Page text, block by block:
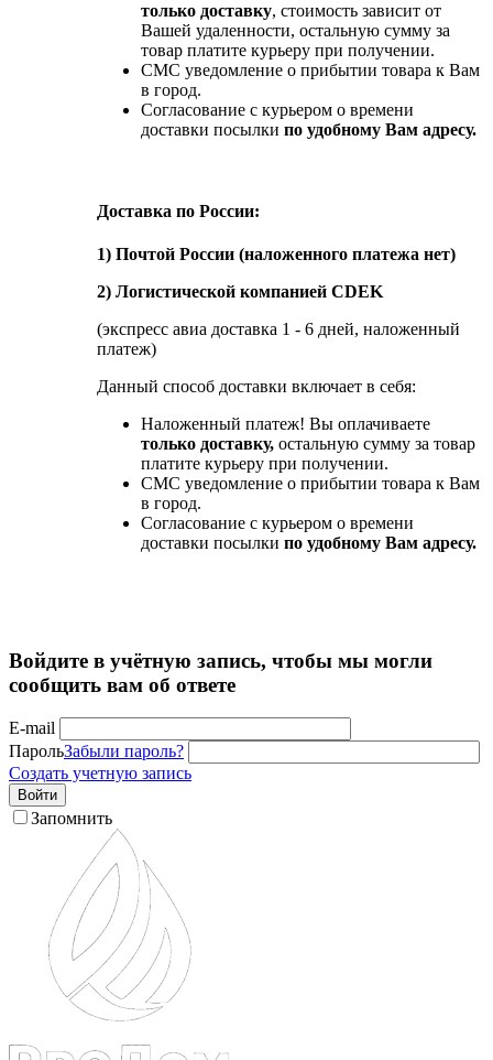
только доставку, стоимость зависит от
Вашей удаленности, остальную сумму за
товар платите курьеру при получении.
СМС уведомление о прибытии товара к Вам
в город.
Согласование с курьером о времени
доставки посылки по удобному Вам адресу.
Доставка по России:
1) Почтой России (наложенного платежа нет)
2) Логистической компанией CDEK
(экспресс авиа доставка 1 - 6 дней, наложенный
платеж)
Данный способ доставки включает в себя:
Наложенный платеж! Вы оплачиваете
только доставку, остальную сумму за товар
платите курьеру при получении.
СМС уведомление о прибытии товара к Вам
в город.
Согласование с курьером о времени
доставки посылки по удобному Вам адресу.
Войдите в учётную запись, чтобы мы могли
сообщить вам об ответе
E-mail
ПарольЗабыли пароль?
Создать учетную запись
Войти
Запомнить